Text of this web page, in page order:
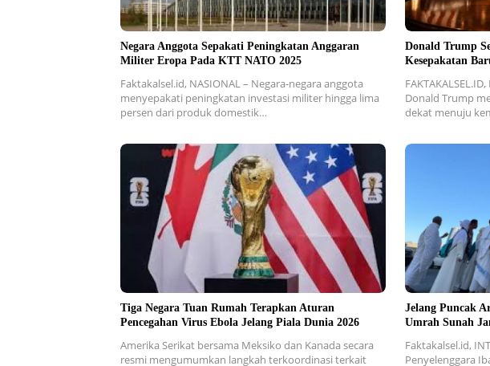
Negara Anggota Sepakati Peningkatan Anggaran
Militer Eropa Pada KTT NATO 2025
Faktakalsel.id, NASIONAL – Negara-negara anggota
menyepakati peningkatan investasi militer hingga lima
persen dari produk domestik…
Donald Trump
Kesepakatan
Donald Trump
dekat menuju
Tiga Negara Tuan Rumah Terapkan Aturan
Pencegahan Virus Ebola Jelang Piala Dunia 2026
Amerika Serikat bersama Meksiko dan Kanada secara
resmi mengumumkan langkah terkoordinasi terkait
Jelang Puncak
Umrah Sunah
Faktakalsel.id,
Penyelenggara